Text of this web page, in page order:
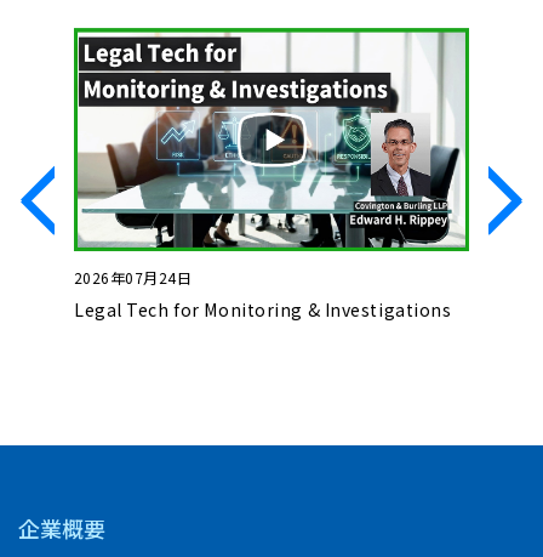
2026年07月24日
Legal Tech for Monitoring & Investigations
企業概要